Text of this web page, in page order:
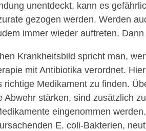
unentdeckt, kann es
gezogen werden. Werden
immer wieder auftreten.
Krankheitsbild spricht man,
mit Antibiotika verordnet.
richtige Medikament zu finden.
Abwehr stärken, sind zusätzlich
eingenommen
E. coli-Bakterien,